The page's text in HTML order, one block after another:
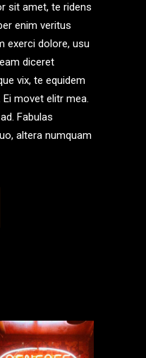
sit amet, te ridens
enim veritus
exerci dolore, usu
diceret
vix, te equidem
movet elitr mea.
Fabulas
altera numquam